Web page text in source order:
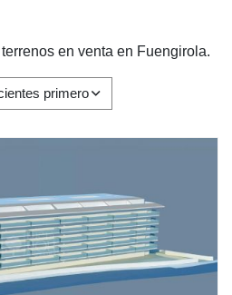
en venta en Fuengirola.
primero